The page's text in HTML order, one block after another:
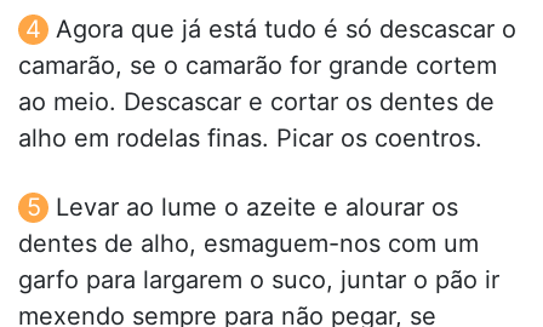
Agora que já está tudo é só descascar o
camarão, se o camarão for grande cortem
ao meio. Descascar e cortar os dentes de
alho em rodelas finas. Picar os coentros.
Levar ao lume o azeite e alourar os
dentes de alho, esmaguem-nos com um
garfo para largarem o suco, juntar o pão ir
mexendo sempre para não pegar, se